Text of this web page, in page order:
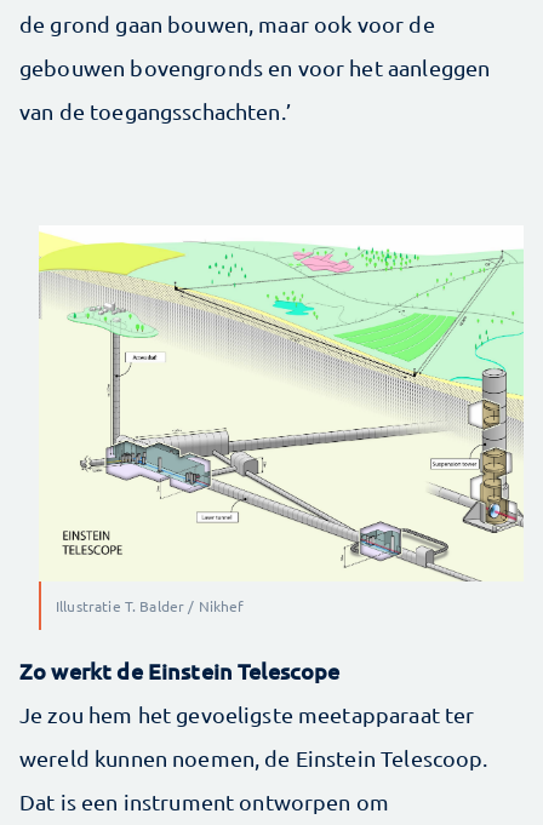
de grond gaan bouwen, maar ook voor de
gebouwen bovengronds en voor het aanleggen
van de toegangsschachten.’
Illustratie T. Balder / Nikhef
Zo werkt de Einstein Telescope
Je zou hem het gevoeligste meetapparaat ter
wereld kunnen noemen, de Einstein Telescoop.
Dat is een instrument ontworpen om